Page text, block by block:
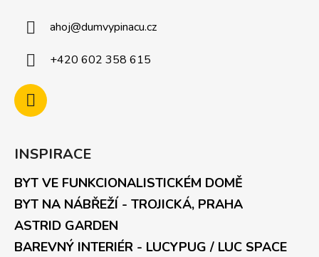
ahoj@dumvypinacu.cz
+420 602 358 615
INSPIRACE
BYT VE FUNKCIONALISTICKÉM DOMĚ
BYT NA NÁBŘEŽÍ - TROJICKÁ, PRAHA
ASTRID GARDEN
BAREVNÝ INTERIÉR - LUCYPUG / LUC SPACE